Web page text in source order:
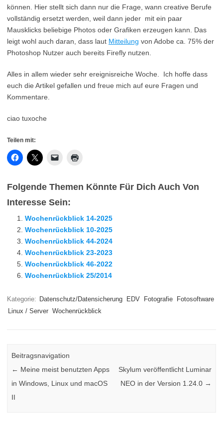
können. Hier stellt sich dann nur die Frage, wann creative Berufe
vollständig ersetzt werden, weil dann jeder mit ein paar
Mausklicks beliebige Photos oder Grafiken erzeugen kann. Das
leigt wohl auch daran, dass laut Mitteilung von Adobe ca. 75% der
Photoshop Nutzer auch bereits Firefly nutzen.
Alles in allem wieder sehr ereignisreiche Woche. Ich hoffe dass
euch die Artikel gefallen und freue mich auf eure Fragen und
Kommentare.
ciao tuxoche
Teilen mit:
Folgende Themen Könnte Für Dich Auch Von
Interesse Sein:
Wochenrückblick 14-2025
Wochenrückblick 10-2025
Wochenrückblick 44-2024
Wochenrückblick 23-2023
Wochenrückblick 46-2022
Wochenrückblick 25/2014
Kategorie: Datenschutz/Datensicherung EDV Fotografie
Fotosoftware
Linux / Server Wochenrückblick
Beitragsnavigation
← Meine meist benutzten Apps
in Windows, Linux und macOS
II
Skylum veröffentlicht Luminar
NEO in der Version 1.24.0 →